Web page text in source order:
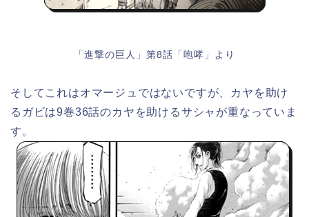
「進撃の巨人」第8話「咆哮」より
そしてこれはオマージュではないですが、カヤを助け
るガビは9巻36話のカヤを助けるサシャが重なっていま
す。